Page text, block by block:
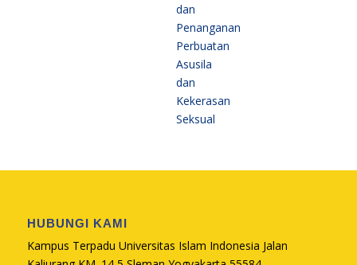
dan
Penanganan
Perbuatan
Asusila
dan
Kekerasan
Seksual
HUBUNGI KAMI
Kampus Terpadu Universitas Islam Indonesia Jalan